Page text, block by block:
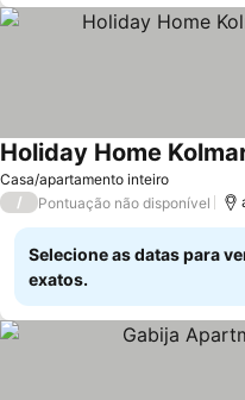
Casa/apartamento inteiro
Holiday Home
/ Pontuação não disponível
Selecione as datas para
exatos.